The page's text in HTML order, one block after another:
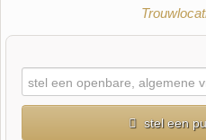
stel een